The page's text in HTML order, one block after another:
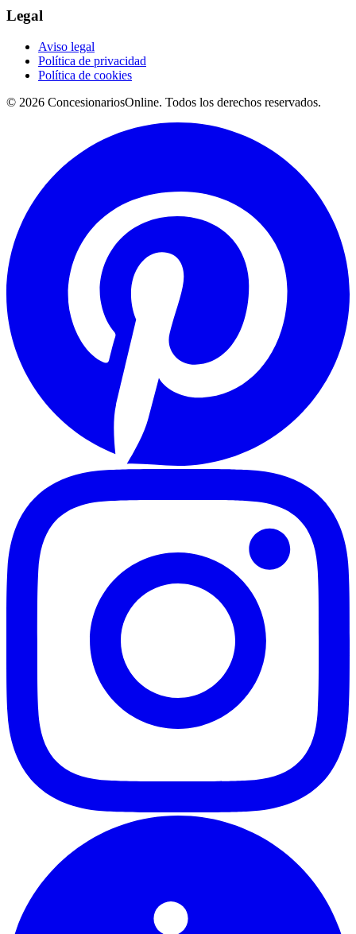
Legal
Aviso legal
Política de privacidad
Política de cookies
© 2026 ConcesionariosOnline. Todos los derechos reservados.